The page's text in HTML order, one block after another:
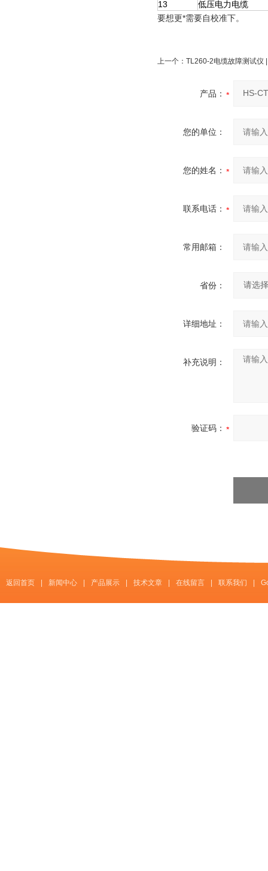
13
低压电力电缆
要想更*需要自校准下。
上一个： TL260-2电缆故障测试仪
产品：
您的单位：
您的姓名：
联系电话：
常用邮箱：
省份：
详细地址：
补充说明：
验证码：
返回首页 新闻中心 产品展示 技术文章 在线留言 联系我们